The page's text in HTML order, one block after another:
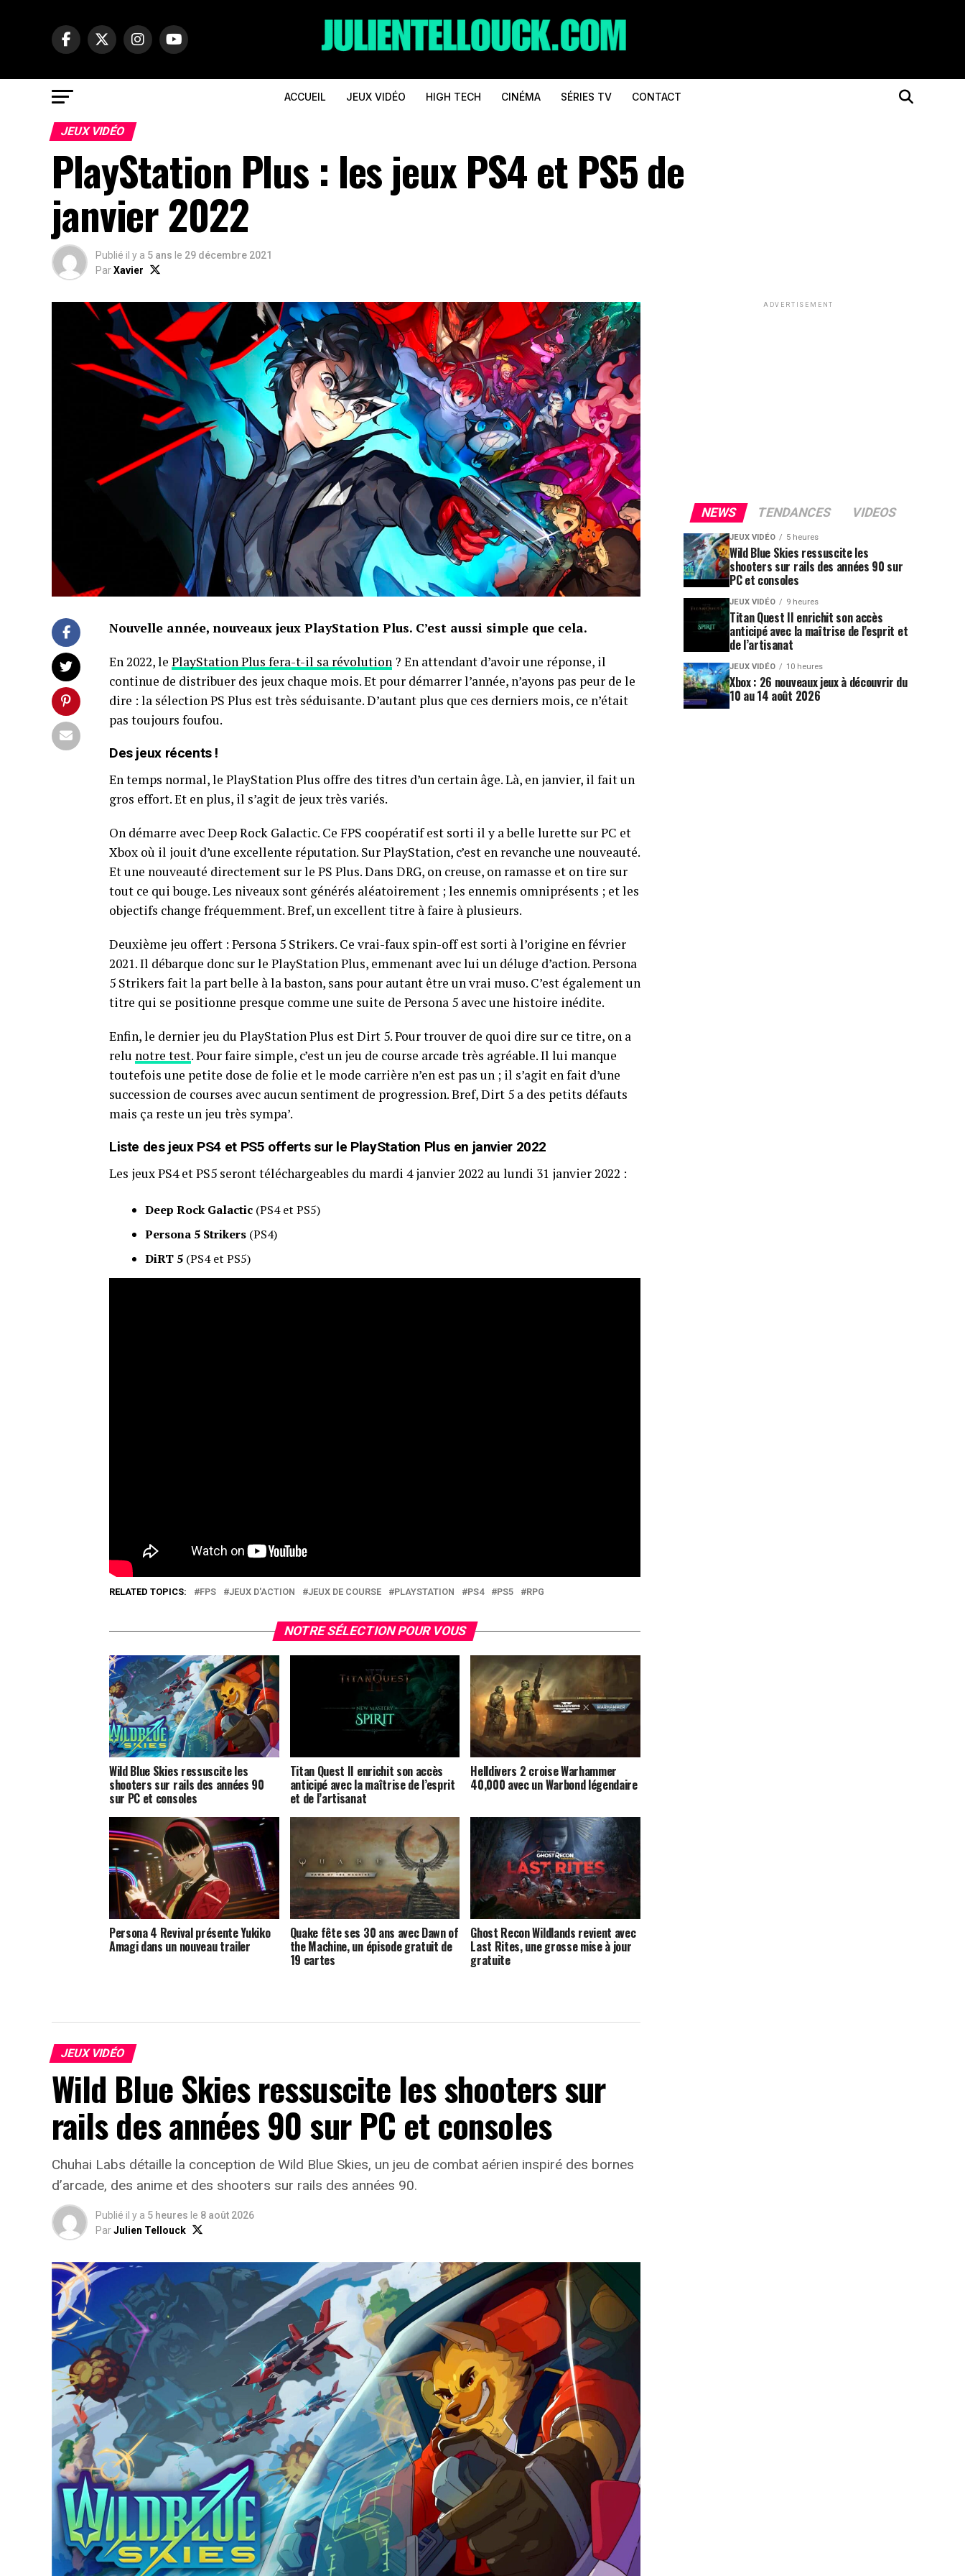
ACCUEIL JEUX VIDÉO HIGH TECH CINÉMA SÉRIES TV CONTACT
JEUX VIDÉO
PlayStation Plus : les jeux PS4 et PS5 de
janvier 2022
Publié il y a 5 ans le 29 décembre 2021
ParXavier
Nouvelle année, nouveaux jeux PlayStation Plus. C’est aussi simple que cela.
En 2022, le PlayStation Plus fera-t-il sa révolution ? En attendant d’avoir une réponse, il
continue de distribuer des jeux chaque mois. Et pour démarrer l’année, n’ayons pas peur de le
dire : la sélection PS Plus est très séduisante. D’autant plus que ces derniers mois, ce n’était
pas toujours foufou.
Des jeux récents !
En temps normal, le PlayStation Plus offre des titres d’un certain âge. Là, en janvier, il fait un
gros effort. Et en plus, il s’agit de jeux très variés.
On démarre avec Deep Rock Galactic. Ce FPS coopératif est sorti il y a belle lurette sur PC et
Xbox où il jouit d’une excellente réputation. Sur PlayStation, c’est en revanche une nouveauté.
Et une nouveauté directement sur le PS Plus. Dans DRG, on creuse, on ramasse et on tire sur
tout ce qui bouge. Les niveaux sont générés aléatoirement ; les ennemis omniprésents ; et les
objectifs change fréquemment. Bref, un excellent titre à faire à plusieurs.
Deuxième jeu offert : Persona 5 Strikers. Ce vrai-faux spin-off est sorti à l’origine en février
2021. Il débarque donc sur le PlayStation Plus, emmenant avec lui un déluge d’action. Persona
5 Strikers fait la part belle à la baston, sans pour autant être un vrai muso. C’est également un
titre qui se positionne presque comme une suite de Persona 5 avec une histoire inédite.
Enfin, le dernier jeu du PlayStation Plus est Dirt 5. Pour trouver de quoi dire sur ce titre, on a
relu notre test. Pour faire simple, c’est un jeu de course arcade très agréable. Il lui manque
toutefois une petite dose de folie et le mode carrière n’en est pas un ; il s’agit en fait d’une
succession de courses avec aucun sentiment de progression. Bref, Dirt 5 a des petits défauts
mais ça reste un jeu très sympa’.
Liste des jeux PS4 et PS5 offerts sur le PlayStation Plus en janvier 2022
Les jeux PS4 et PS5 seront téléchargeables du mardi 4 janvier 2022 au lundi 31 janvier 2022 :
Deep Rock Galactic (PS4 et PS5)
Persona 5 Strikers (PS4)
DiRT 5 (PS4 et PS5)
RELATED TOPICS: FPS JEUX D'ACTION JEUX DE COURSE PLAYSTATION PS4 PS5 RPG
NOTRE SÉLECTION POUR VOUS
Wild Blue Skies ressuscite les
shooters sur rails des années 90
sur PC et consoles
Titan Quest II enrichit son accès
anticipé avec la maîtrise de l’esprit
et de l’artisanat
Helldivers 2 croise Warhammer
40,000 avec un Warbond légendaire
Persona 4 Revival présente Yukiko
Amagi dans un nouveau trailer
Quake fête ses 30 ans avec Dawn of
the Machine, un épisode gratuit de
19 cartes
Ghost Recon Wildlands revient avec
Last Rites, une grosse mise à jour
gratuite
JEUX VIDÉO
Wild Blue Skies ressuscite les shooters sur
rails des années 90 sur PC et consoles
Chuhai Labs détaille la conception de Wild Blue Skies, un jeu de combat aérien inspiré des bornes
d’arcade, des anime et des shooters sur rails des années 90.
Publié il y a 5 heures le 8 août 2026
ParJulien Tellouck
ADVERTISEMENT
NEWS TENDANCES VIDEOS
JEUX VIDÉO 5 heures
Wild Blue Skies ressuscite les
shooters sur rails des années 90 sur
PC et consoles
JEUX VIDÉO 9 heures
Titan Quest II enrichit son accès
anticipé avec la maîtrise de l’esprit et
de l’artisanat
JEUX VIDÉO 10 heures
Xbox : 26 nouveaux jeux à découvrir du
10 au 14 août 2026